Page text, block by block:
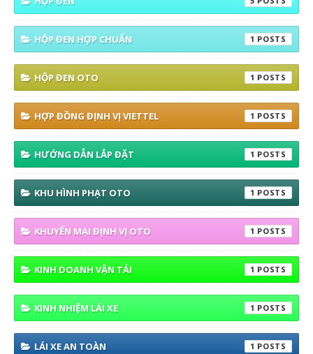
HỘP ĐEN HỢP CHUẨN 1
HỘP ĐEN OTO 1
HỢP ĐỒNG ĐỊNH VỊ VIETTEL 1
HƯỚNG DẪN LẮP ĐẶT 1
KHU HÌNH PHẠT OTO 1
KHUYẾN MẠI ĐỊNH VỊ OTO 1
KINH DOANH VẬN TẢI 1
KINH NHIỆM LÁI XE 1
LÁI XE AN TOÀN 1